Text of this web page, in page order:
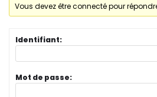
Vous devez être connecté pour
Identifiant:
Mot de passe: